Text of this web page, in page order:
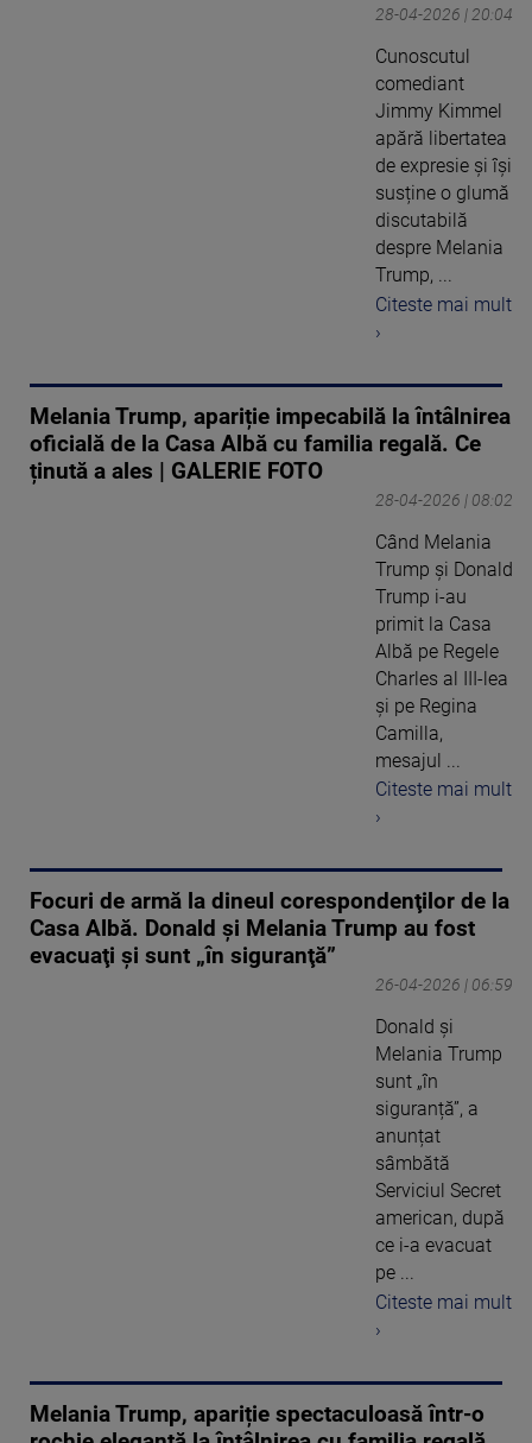
28-04-2026 | 20:04
Cunoscutul
comediant
Jimmy Kimmel
apără libertatea
de expresie și își
susține o glumă
discutabilă
despre Melania
Trump, ...
Citeste mai mult
›
Melania Trump, apariție impecabilă la întâlnirea
oficială de la Casa Albă cu familia regală. Ce
ținută a ales | GALERIE FOTO
28-04-2026 | 08:02
Când Melania
Trump și Donald
Trump i-au
primit la Casa
Albă pe Regele
Charles al III-lea
și pe Regina
Camilla,
mesajul ...
Citeste mai mult
›
Focuri de armă la dineul corespondenţilor de la
Casa Albă. Donald şi Melania Trump au fost
evacuaţi şi sunt „în siguranţă”
26-04-2026 | 06:59
Donald și
Melania Trump
sunt „în
siguranță”, a
anunțat
sâmbătă
Serviciul Secret
american, după
ce i-a evacuat
pe ...
Citeste mai mult
›
Melania Trump, apariție spectaculoasă într-o